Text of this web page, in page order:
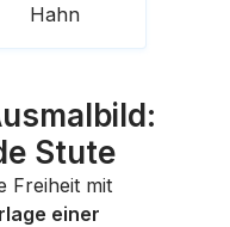
Hahn
Stute
Freiheit mit
einer